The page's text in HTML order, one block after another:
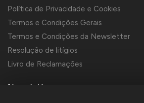
Política de Privacidade e Cookies
Termos e Condições Gerais
Termos e Condições da Newsletter
Resolução de litígios
Livro de Reclamações
Newsletter